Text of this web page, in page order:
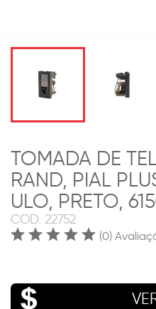
TOMADA DE
RAND, PIAL
ULO, PRETO,
COD. 22752
(0)